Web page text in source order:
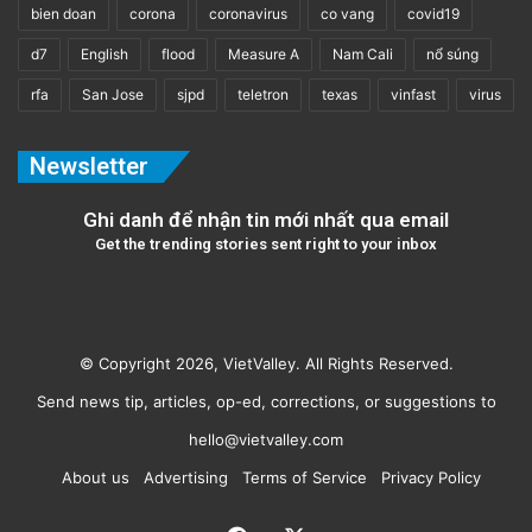
bien doan corona coronavirus co vang covid19
d7 English flood Measure A Nam Cali nổ súng
rfa San Jose sjpd teletron texas vinfast virus
Newsletter
Ghi danh để nhận tin mới nhất qua email
Get the trending stories sent right to your inbox
© Copyright 2026, VietValley. All Rights Reserved.
Send news tip, articles, op-ed, corrections, or suggestions to
hello@vietvalley.com
About us
Advertising Terms of Service Privacy Policy